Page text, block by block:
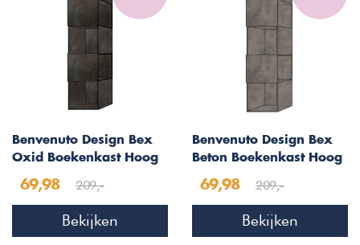
Benvenuto Design Bex
Oxid Boekenkast Hoog
69,98 209,-
Bekijken
Benvenuto Design Bex
Beton Boekenkast Hoog
69,98 209,-
Bekijken